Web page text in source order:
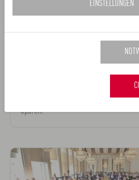
Die CO2 Challenge beginnt bald wieder!
finden Sie täglich eine neue
Sparen.
EINSTELLUNGEN